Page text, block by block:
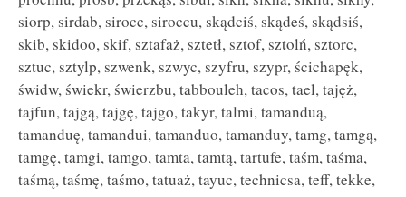
siorp, sirdab, sirocc, siroccu, skądciś, skądeś, skądsiś,
skib, skidoo, skif, sztafaż, sztetł, sztof, sztolń, sztorc,
sztuc, sztylp, szwenk, szwyc, szyfru, szypr, ścichapęk,
świdw, świekr, świerzbu, tabbouleh, tacos, tael, tajęż,
tajfun, tajgą, tajgę, tajgo, takyr, talmi, tamanduą,
tamanduę, tamandui, tamanduo, tamanduy, tamg, tamgą,
tamgę, tamgi, tamgo, tamta, tamtą, tartufe, taśm, taśma,
taśmą, taśmę, taśmo, tatuaż, tayuc, technicsa, teff, tekke,